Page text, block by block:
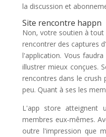
la discussion et
Site rencontre happn
Non, votre soutien à
rencontrer des captures
l'application. Vous
illustrer mieux conçues.
rencontres dans le crush
peu. Quant à ses les
L'app store atteignent
membres eux-mêmes.
outre l'impression que